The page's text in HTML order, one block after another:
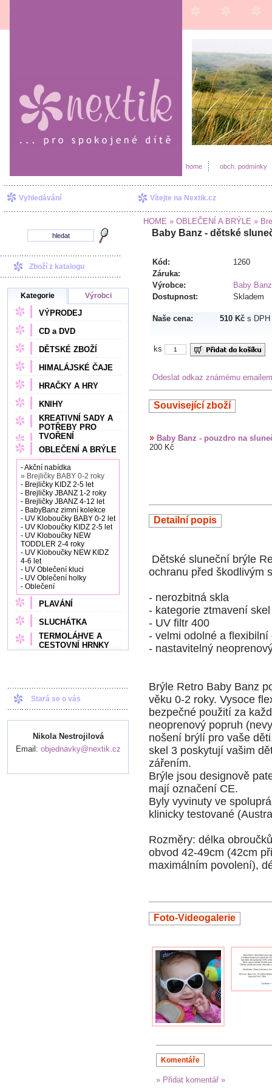
home obch. podmínky
Vyhledávání Vítejte na Nextik.cz
Zboží z katalogu
Kategorie Výrobci
VÝPRODEJ
CD a DVD
DĚTSKÉ ZBOŽÍ
HIMALÁJSKÉ ČAJE
HRAČKY A HRY
KNIHY
KREATIVNÍ SADY A
POTŘEBY PRO
TVOŘENÍ
OBLEČENÍ A BRÝLE
- Akční nabídka
» Brejličky BABY 0-2 roky
- Brejličky KIDZ 2-5 let
- Brejličky JBANZ 1-2 roky
- Brejličky JBANZ 4-12 let
- BabyBanz zimní kolekce
- UV Kloboučky BABY 0-2 let
- UV Kloboučky KIDZ 2-5 let
- UV Kloboučky NEW
TODDLER 2-4 roky
- UV Kloboučky NEW KIDZ
4-6 let
- UV Oblečení kluci
- UV Oblečení holky
- Oblečení
PLAVÁNÍ
SLUCHÁTKA
TERMOLÁHVE A
CESTOVNÍ HRNKY
Stará se o vás
Nikola Nestrojilová
Email: objednavky@nextik.cz
HOME » OBLEČENÍ A BRÝLE »
Baby Banz - dětské
Kód:
1260
Záruka:
Výrobce:
Baby Banz
Dostupnost:
Skladem
Naše cena: 510 Kč s DPH
ks
Odeslat odkaz známému emailem
Související zboží
Baby Banz - pouzdro na
200 Kč
Detailní popis
Dětské sluneční brýle
ochranu před škodlivým
- nerozbitná skla
- kategorie ztmavení
- UV filtr 400
- velmi odolné a
- nastavitelný
Brýle Retro Baby Banz
věku 0-2 roky. Vysoce
bezpečné použití za
neoprenový popruh
nošení brýlí pro vaše
skel 3 poskytují vašim
zářením.
Brýle jsou designově
mají označení CE.
Byly vyvinuty ve
klinicky testované
Rozměry: délka
obvod 42-49cm (42cm
maximálním povolení),
Foto-Videogalerie
Komentáře
» Přidat komentář »